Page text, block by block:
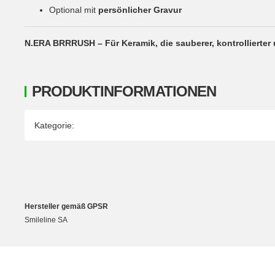
PRODUKTINFORMATIONEN
Produkteigenschaft
Wert
Kategorie:
Optional mit persönlicher Gravur
N.ERA BRRRUSH – Für Keramik, die sauberer,
Hersteller gemäß GPSR
Smileline SA